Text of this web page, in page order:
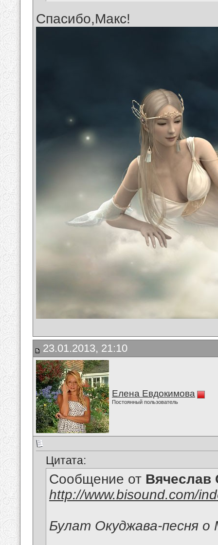
Спасибо,Макс!
23.01.2013, 21:10
Елена Евдокимова
Постоянный пользователь
Цитата:
Сообщение от Вячеслав
http://www.bisound.com/
Булат Окуджава-песня о